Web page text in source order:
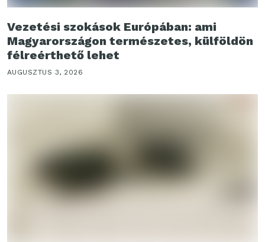
Vezetési szokások Európában: ami
Magyarországon természetes, külföldön
félreérthető lehet
AUGUSZTUS 3, 2026